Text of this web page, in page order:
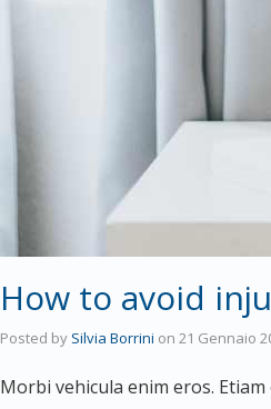
How to avoid
Posted by Silvia Borrini on 21 Gennaio
Morbi vehicula enim eros.